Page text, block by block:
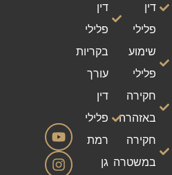
דין
פלילי
שימוע
פלילי
חקירה
באזהרה
חקירה
במשטרה
דין
פלילי
בקריות
עורך
דין
פלילי
רמת
גן